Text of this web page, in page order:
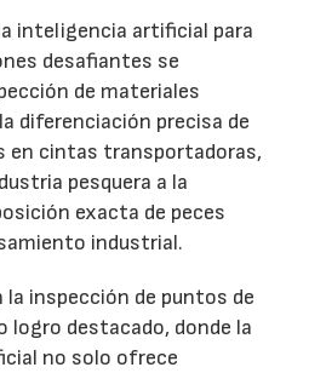
inteligencia artificial para
desafiantes se
de materiales
diferenciación precisa de
en cintas transportadoras,
pesquera a la
exacta de peces
industrial.
la inspección de puntos de
logro destacado, donde la
no solo ofrece